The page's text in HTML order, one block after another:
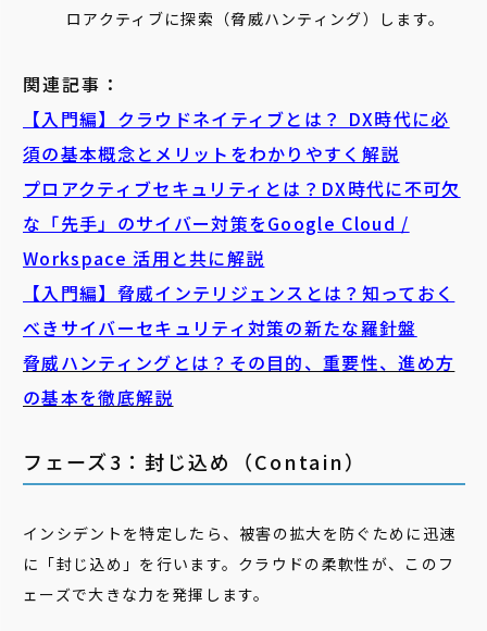
ロアクティブに探索（脅威ハンティング）します。
関連記事：
【入門編】クラウドネイティブとは？ DX時代に必
須の基本概念とメリットをわかりやすく解説
プロアクティブセキュリティとは？DX時代に不可欠
な「先手」のサイバー対策をGoogle Cloud /
Workspace 活用と共に解説
【入門編】脅威インテリジェンスとは？知っておく
べきサイバーセキュリティ対策の新たな羅針盤
脅威ハンティングとは？その目的、重要性、進め方
の基本を徹底解説
フェーズ3：封じ込め（Contain）
インシデントを特定したら、被害の拡大を防ぐために迅速
に「封じ込め」を行います。クラウドの柔軟性が、このフ
ェーズで大きな力を発揮します。